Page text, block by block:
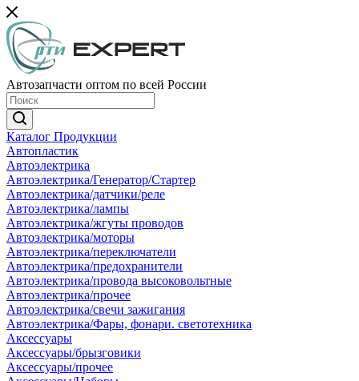
Автозапчасти оптом по всей России
Каталог Продукции
Автопластик
Автоэлектрика
Автоэлектрика/Генератор/Стартер
Автоэлектрика/датчики/реле
Автоэлектрика/лампы
Автоэлектрика/жгуты проводов
Автоэлектрика/моторы
Автоэлектрика/переключатели
Автоэлектрика/предохранители
Автоэлектрика/провода высоковольтные
Автоэлектрика/прочее
Автоэлектрика/свечи зажигания
Автоэлектрика/Фары, фонари. светотехника
Аксессуары
Аксессуары/брызговики
Аксессуары/прочее